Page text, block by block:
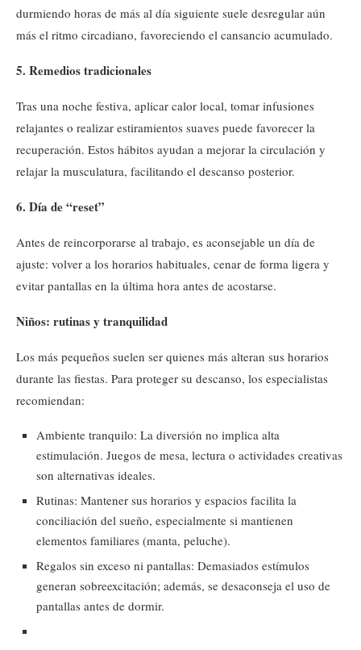
durmiendo horas de más al día siguiente suele desregular aún
más el ritmo circadiano, favoreciendo el cansancio acumulado.
5. Remedios tradicionales
Tras una noche festiva, aplicar calor local, tomar infusiones
relajantes o realizar estiramientos suaves puede favorecer la
recuperación. Estos hábitos ayudan a mejorar la circulación y
relajar la musculatura, facilitando el descanso posterior.
6. Día de “reset”
Antes de reincorporarse al trabajo, es aconsejable un día de
ajuste: volver a los horarios habituales, cenar de forma ligera y
evitar pantallas en la última hora antes de acostarse.
Niños: rutinas y tranquilidad
Los más pequeños suelen ser quienes más alteran sus horarios
durante las fiestas. Para proteger su descanso, los especialistas
recomiendan:
Ambiente tranquilo: La diversión no implica alta
estimulación. Juegos de mesa, lectura o actividades creativas
son alternativas ideales.
Rutinas: Mantener sus horarios y espacios facilita la
conciliación del sueño, especialmente si mantienen
elementos familiares (manta, peluche).
Regalos sin exceso ni pantallas: Demasiados estímulos
generan sobreexcitación; además, se desaconseja el uso de
pantallas antes de dormir.